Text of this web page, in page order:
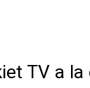
TV a la